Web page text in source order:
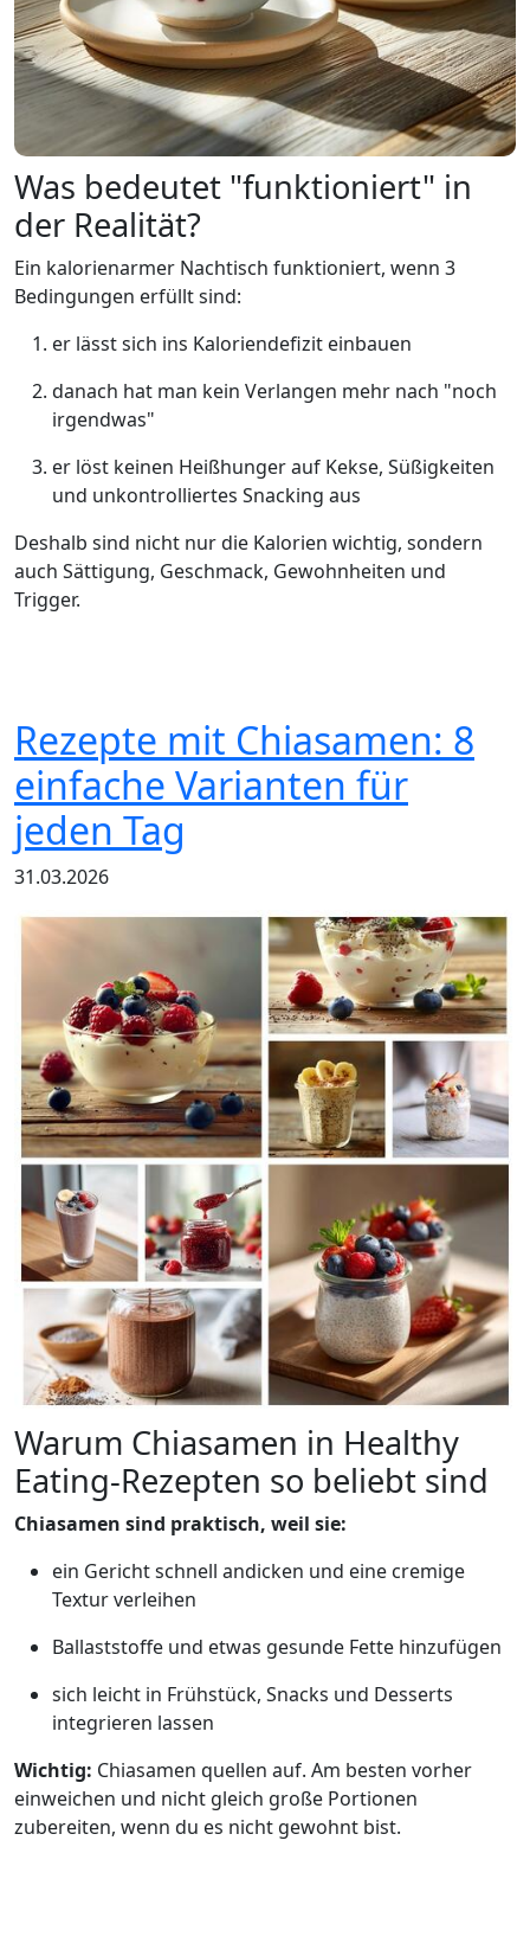
Was bedeutet "funktioniert" in
der Realität?
Ein kalorienarmer Nachtisch funktioniert, wenn 3
Bedingungen erfüllt sind:
er lässt sich ins Kaloriendefizit einbauen
danach hat man kein Verlangen mehr nach "noch
irgendwas"
er löst keinen Heißhunger auf Kekse, Süßigkeiten
und unkontrolliertes Snacking aus
Deshalb sind nicht nur die Kalorien wichtig, sondern
auch Sättigung, Geschmack, Gewohnheiten und
Trigger.
Rezepte mit Chiasamen: 8
einfache Varianten für
jeden Tag
31.03.2026
Warum Chiasamen in Healthy
Eating-Rezepten so beliebt sind
Chiasamen sind praktisch, weil sie:
ein Gericht schnell andicken und eine cremige
Textur verleihen
Ballaststoffe und etwas gesunde Fette hinzufügen
sich leicht in Frühstück, Snacks und Desserts
integrieren lassen
Wichtig: Chiasamen quellen auf. Am besten vorher
einweichen und nicht gleich große Portionen
zubereiten, wenn du es nicht gewohnt bist.